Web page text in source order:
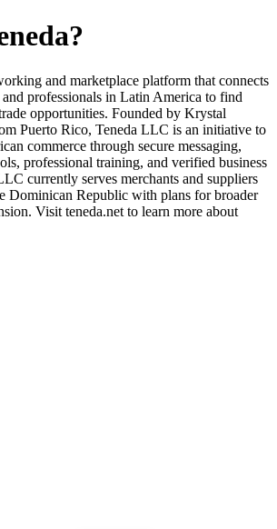
and marketplace platform that connects
and professionals in Latin America to find
opportunities. Founded by Krystal
Puerto Rico, Teneda LLC is an initiative to
commerce through secure messaging,
professional training, and verified business
currently serves merchants and suppliers
Dominican Republic with plans for broader
Visit teneda.net to learn more about